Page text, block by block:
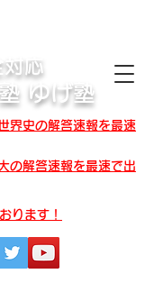
応
ゆげ塾
の解答速報を最速で出
ります！
界史の解答速報を最速